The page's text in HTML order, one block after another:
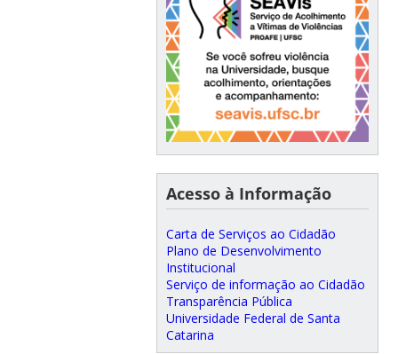
Acesso à Informação
Carta de Serviços ao Cidadão
Plano de Desenvolvimento
Institucional
Serviço de informação ao Cidadão
Transparência Pública
Universidade Federal de Santa
Catarina